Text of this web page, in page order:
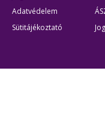
Adatvédelem
Sütitájékoztató